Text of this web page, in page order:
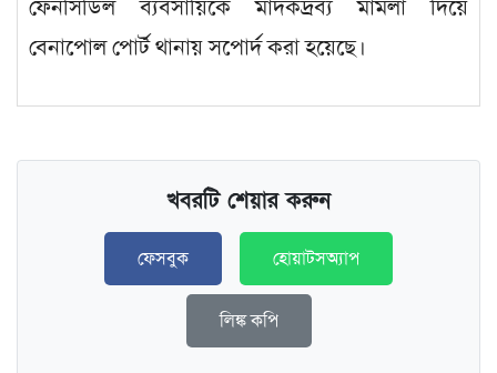
ফেনসিডিল ব্যবসায়িকে মাদকদ্রব্য মামলা দিয়ে
বেনাপোল পোর্ট থানায় সপোর্দ করা হয়েছে।
খবরটি শেয়ার করুন
ফেসবুক হোয়াটসঅ্যাপ
লিঙ্ক কপি